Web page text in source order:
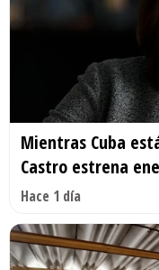
Mientras Cuba
Castro estrena
Hace 1 día